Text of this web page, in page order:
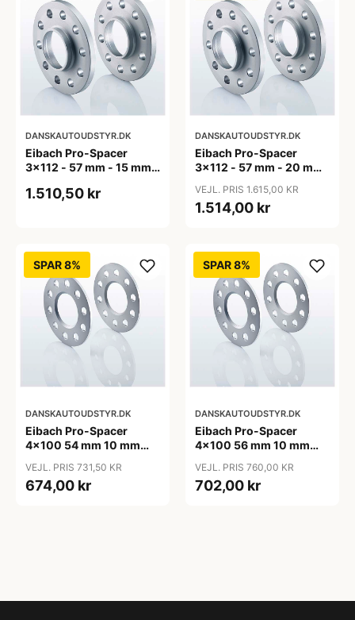
DANSKAUTOUDSTYR.DK
Eibach Pro-Spacer
3x112 - 57 mm - 15 mm
1.510,50 kr
DANSKAUTOUDSTYR.DK
Eibach Pro-Spacer
3x112 - 57 mm - 20 mm
VEJL. PRIS 1.615,00 KR
1.514,00 kr
SPAR 8%
DANSKAUTOUDSTYR.DK
Eibach Pro-Spacer
4x100 54 mm 10 mm
VEJL. PRIS 731,50 KR
674,00 kr
SPAR 8%
DANSKAUTOUDSTYR.DK
Eibach Pro-Spacer
4x100 56 mm 10 mm
VEJL. PRIS 760,00 KR
702,00 kr